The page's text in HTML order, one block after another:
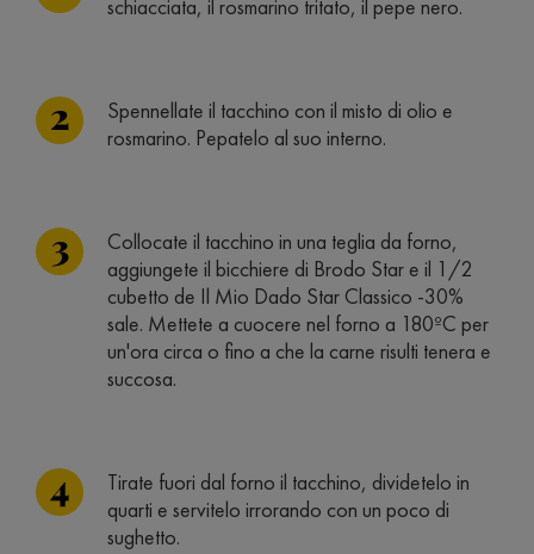
schiacciata, il rosmarino tritato, il pepe nero.
Spennellate il tacchino con il misto di olio e
rosmarino. Pepatelo al suo interno.
Collocate il tacchino in una teglia da forno,
aggiungete il bicchiere di Brodo Star e il 1/2
cubetto de Il Mio Dado Star Classico -30%
sale. Mettete a cuocere nel forno a 180ºC per
un'ora circa o fino a che la carne risulti tenera e
succosa.
Tirate fuori dal forno il tacchino, dividetelo in
quarti e servitelo irrorando con un poco di
sughetto.